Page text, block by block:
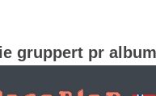
gruppert pr